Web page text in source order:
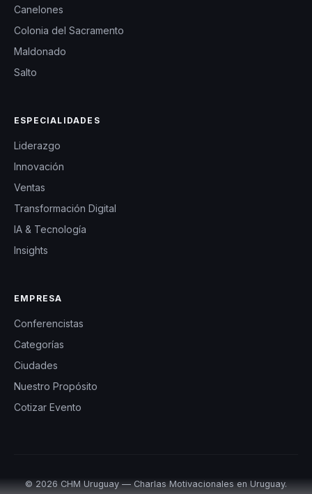
Canelones
Colonia del Sacramento
Maldonado
Salto
ESPECIALIDADES
Liderazgo
Innovación
Ventas
Transformación Digital
IA & Tecnología
Insights
EMPRESA
Conferencistas
Categorías
Ciudades
Nuestro Propósito
Cotizar Evento
© 2026 CHM Uruguay — Charlas Motivacionales en Uruguay.